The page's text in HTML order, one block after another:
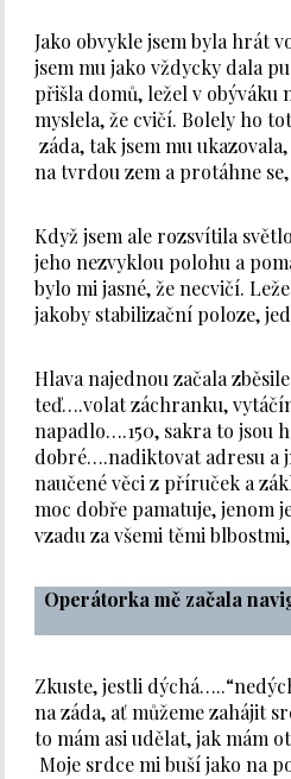
Jako obvykle jsem byla hrát
jsem mu jako vždycky dala
přišla domů, ležel v obýváku
myslela, že cvičí. Bolely ho
záda, tak jsem mu
na tvrdou zem a protáhne
Když jsem ale rozsvítila
jeho nezvyklou polohu a
bylo mi jasné, že necvičí.
jakoby stabilizační poloze,
Hlava najednou začala
teď….volat záchranku,
napadlo….150, sakra to jsou
dobré….nadiktovat adresu a
naučené věci z příruček a
moc dobře pamatuje, jenom
vzadu za všemi těmi
Operátorka mě začala
Zkuste, jestli
na záda, ať můžeme zahájit
to mám asi udělat, jak mám
Moje srdce mi buší jako na